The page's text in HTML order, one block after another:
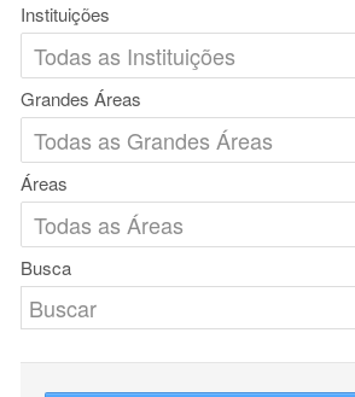
Instituições
Grandes Áreas
Áreas
Busca